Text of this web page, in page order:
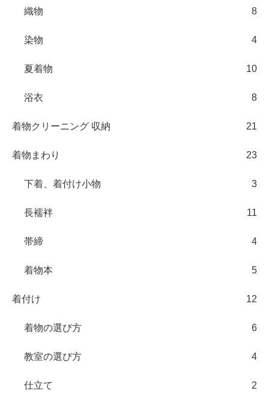
織物 8
染物 4
夏着物 10
浴衣 8
着物クリーニング 収納 21
着物まわり 23
下着、着付け小物 3
長襦袢 11
帯締 4
着物本 5
着付け 12
着物の選び方 6
教室の選び方 4
仕立て 2